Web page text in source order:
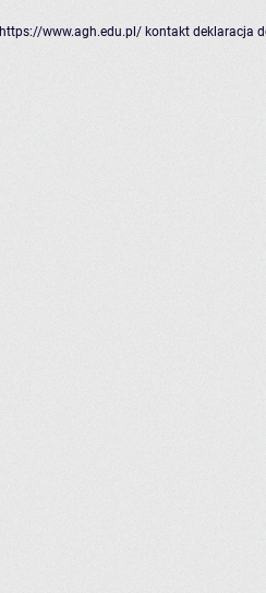
https://www.agh.edu.pl/ kontakt deklaracja